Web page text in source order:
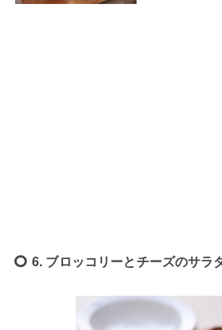
6. ブロッコリーとチーズのサラ